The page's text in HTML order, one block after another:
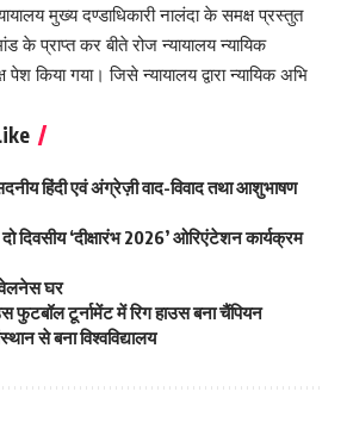
मुख्य दण्डाधिकारी नालंदा के समक्ष प्रस्तुत
के प्राप्त कर बीते रोज न्यायालय न्यायिक
किया गया। जिसे न्यायालय द्वारा न्यायिक अभि
हिंदी एवं अंग्रेज़ी वाद-विवाद तथा आशुभाषण
दिवसीय ‘दीक्षारंभ 2026’ ओरिएंटेशन कार्यक्रम
वेलनेस घर
टूर्नामेंट में रिग हाउस बना चैंपियन
से बना विश्वविद्यालय